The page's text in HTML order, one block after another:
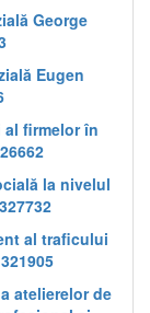
George
Eugen
firmelor în
la nivelul
al traficului
atelierelor de